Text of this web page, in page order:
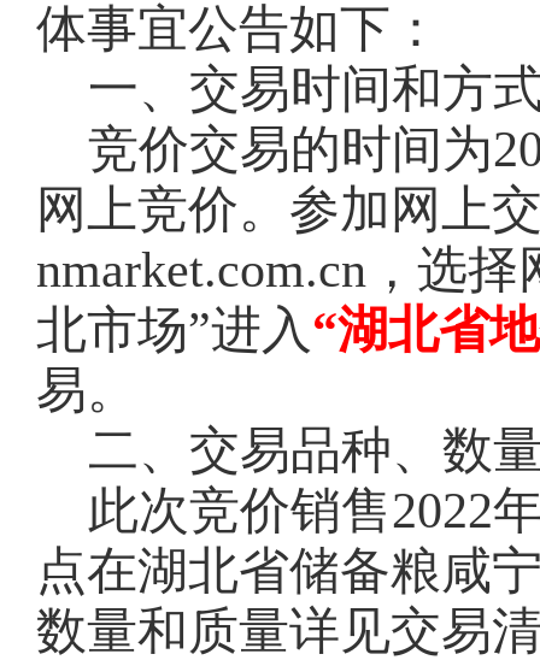
体事宜公告如下：
一、交易时间和方
竞价交易的时间为
网上竞价。参加网上
nmarket.com.cn，选
北市场”进入“湖北省
易。
二、交易品种、数
此次竞价销售2022
点在湖北省储备粮咸
数量和质量详见交易